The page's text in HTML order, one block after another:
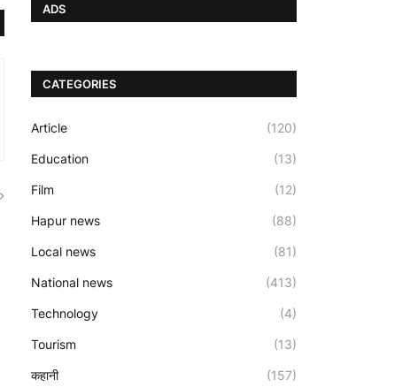
ADS
CATEGORIES
Article (120)
Education (13)
Film (12)
Hapur news (88)
Local news (81)
National news (413)
Technology (4)
Tourism (13)
कहानी (157)